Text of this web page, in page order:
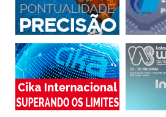
Todos esses dados apenas
identidades é parte essencial de
segurança cibernética. As
implementar soluções robustas e
seus sistemas e dados contra
internas. Ao fazê-lo, elas podem